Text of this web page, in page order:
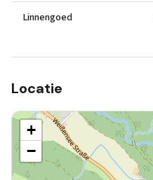
Linnengoed
Locatie
+
−